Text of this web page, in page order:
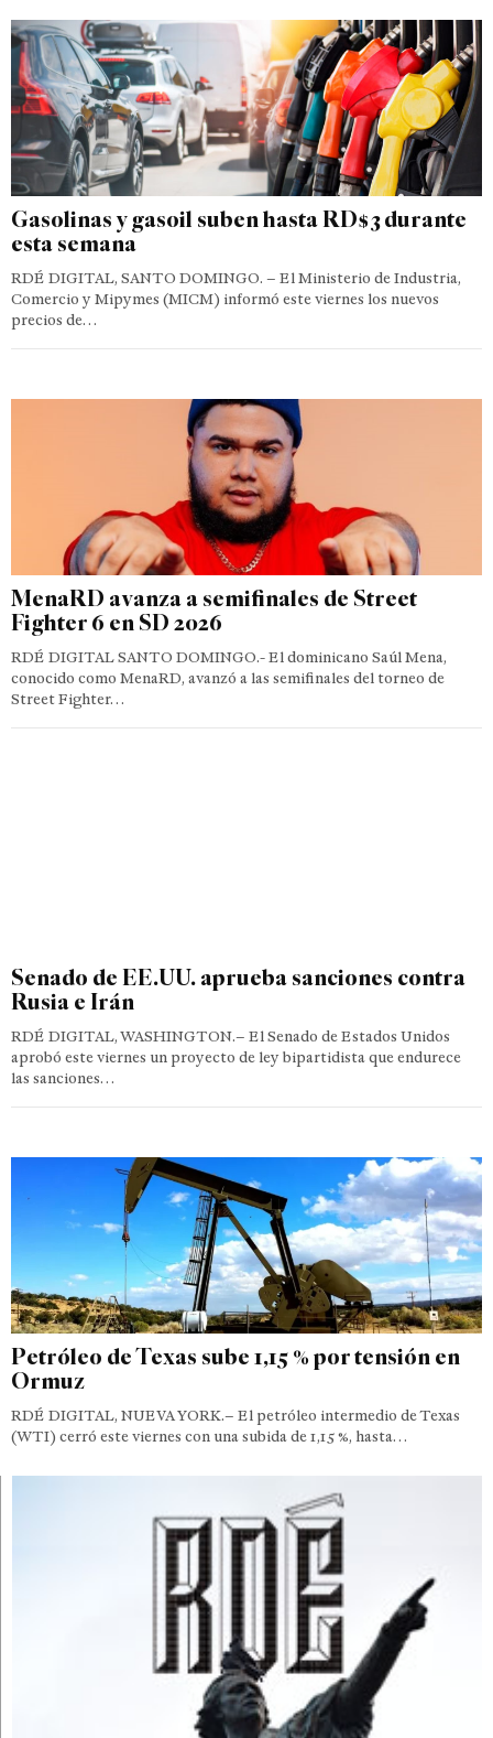
Gasolinas y gasoil suben hasta RD$3 durante
esta semana
RDÉ DIGITAL, SANTO DOMINGO. – El Ministerio de Industria,
Comercio y Mipymes (MICM) informó este viernes los nuevos
precios de…
MenaRD avanza a semifinales de Street
Fighter 6 en SD 2026
RDÉ DIGITAL SANTO DOMINGO.- El dominicano Saúl Mena,
conocido como MenaRD, avanzó a las semifinales del torneo de
Street Fighter…
Senado de EE.UU. aprueba sanciones contra
Rusia e Irán
RDÉ DIGITAL, WASHINGTON.– El Senado de Estados Unidos
aprobó este viernes un proyecto de ley bipartidista que endurece
las sanciones…
Petróleo de Texas sube 1,15 % por tensión en
Ormuz
RDÉ DIGITAL, NUEVA YORK.– El petróleo intermedio de Texas
(WTI) cerró este viernes con una subida de 1,15 %, hasta…